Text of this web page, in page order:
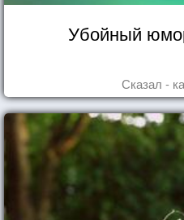
Убойный
Сказал -